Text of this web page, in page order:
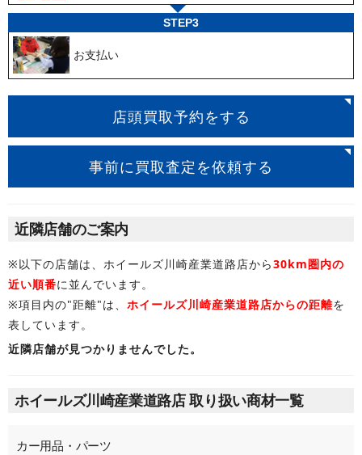
STEP3
お支払い
店頭買取予約をする
事前に買取査定を依頼する
近隣店舗のご案内
※以下の店舗は、ホイールズ川崎産業道路店から30km圏内の
近い順番に並んでいます。
※項目内の"距離"は、 ホイールズ川崎産業道路店からの距離を
表しています。
近隣店舗が見つかりませんでした。
ホイールズ川崎産業道路店 取り扱い商材一覧
カー用品・パーツ